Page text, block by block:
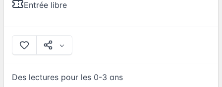
Entrée libre
Des lectures pour les 0-3 ans